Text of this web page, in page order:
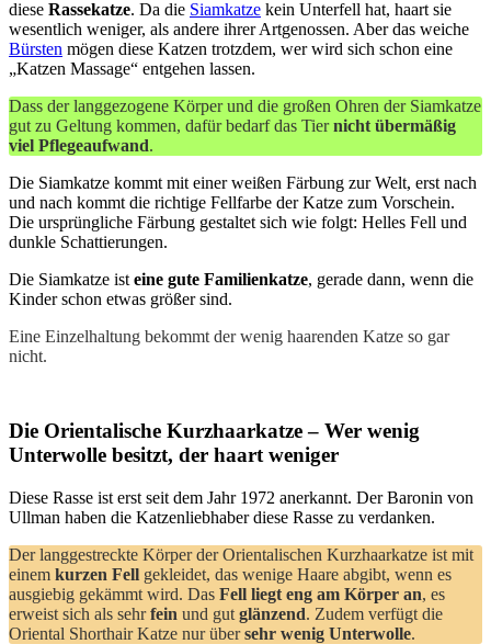
diese Rassekatze. Da die Siamkatze kein Unterfell hat, haart sie
wesentlich weniger, als andere ihrer Artgenossen. Aber das weiche
Bürsten mögen diese Katzen trotzdem, wer wird sich schon eine
„Katzen Massage“ entgehen lassen.
Dass der langgezogene Körper und die großen Ohren der Siamkatze
gut zu Geltung kommen, dafür bedarf das Tiernicht übermäßig
viel Pflegeaufwand.
Die Siamkatze kommt mit einer weißen Färbung zur Welt, erst nach
und nach kommt die richtige Fellfarbe der Katze zum Vorschein.
Die ursprüngliche Färbung gestaltet sich wie folgt: Helles Fell und
dunkle Schattierungen.
Die Siamkatze ist eine gute Familienkatze, gerade dann, wenn die
Kinder schon etwas größer sind.
Eine Einzelhaltung bekommt der wenig haarenden Katze so gar
nicht.
Die Orientalische Kurzhaarkatze – Wer wenig
Unterwolle besitzt, der haart weniger
Diese Rasse ist erst seit dem Jahr 1972 anerkannt. Der Baronin von
Ullman haben die Katzenliebhaber diese Rasse zu verdanken.
Der langgestreckte Körper der Orientalischen Kurzhaarkatze ist mit
einem kurzen Fell gekleidet, das wenige Haare abgibt, wenn es
ausgiebig gekämmt wird. Das Fell liegt eng am Körper an, es
erweist sich als sehrfein und gut glänzend. Zudem verfügt die
Oriental Shorthair Katze nur übersehr wenig Unterwolle.